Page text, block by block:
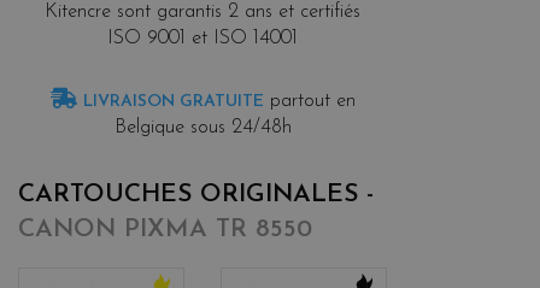
Kitencre sont garantis 2 ans et certifiés
ISO 9001 et ISO 14001
LIVRAISON GRATUITE partout en
Belgique sous 24/48h
CARTOUCHES ORIGINALES -
CANON PIXMA TR 8550